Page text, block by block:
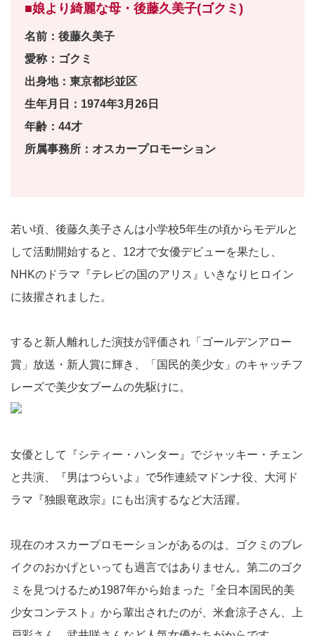
■娘より綺麗な母・後藤久美子(ゴクミ)
名前：後藤久美子
愛称：ゴクミ
出身地：東京都杉並区
生年月日：1974年3月26日
年齢：44才
所属事務所：オスカープロモーション
若い頃、後藤久美子さんは小学校5年生の頃からモデルと
して活動開始すると、12才で女優デビューを果たし、
NHKのドラマ『テレビの国のアリス』いきなりヒロイン
に抜擢されました。
すると新人離れした演技が評価され「ゴールデンアロー
賞」放送・新人賞に輝き、「国民的美少女」のキャッチフ
レーズで美少女ブームの先駆けに。
女優として『シティー・ハンター』でジャッキー・チェン
と共演、『男はつらいよ』で5作連続マドンナ役、大河ド
ラマ『独眼竜政宗』にも出演するなど大活躍。
現在のオスカープロモーションがあるのは、ゴクミのブレ
イクのおかげといっても過言ではありません。第二のゴク
ミを見つけるため1987年から始まった『全日本国民的美
少女コンテスト』から輩出されたのが、米倉涼子さん、上